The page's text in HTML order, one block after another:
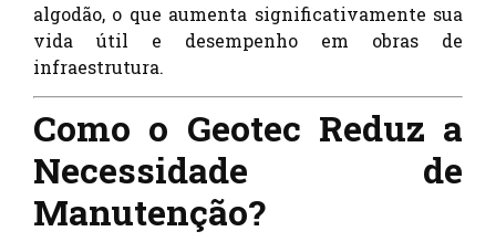
algodão, o que aumenta significativamente sua
vida útil e desempenho em obras de
infraestrutura.
Como o Geotec Reduz a
Necessidade de
Manutenção?